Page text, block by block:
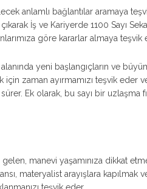
anlamlı bağlantılar aramaya
İş ve Kariyerde 1100 Sayı
göre kararlar almaya teşvik
yeni başlangıçların ve
için zaman ayırmamızı teşvik
Ek olarak, bu sayı bir uzlaşma
manevi yaşamınıza dikkat
materyalist arayışlara kapılmak